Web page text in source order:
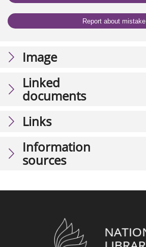
Report about mistake
Image
Linked
documents
Links
Information
sources